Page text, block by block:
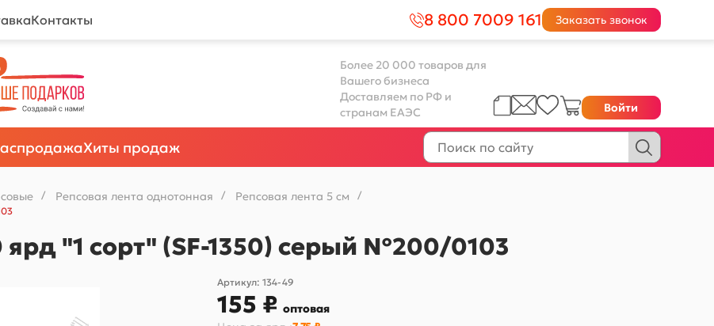
Контакты 8 800 7009 161 Заказать звонок
Более 20 000 товаров для
Вашего бизнеса
Доставляем по РФ и
странам ЕАЭС
Войти
Хиты продаж
/ Репсовая лента однотонная / Репсовая лента 5 см
/
"1 сорт" (SF-1350) серый №200/0103
Артикул:134-49
155 ₽оптовая